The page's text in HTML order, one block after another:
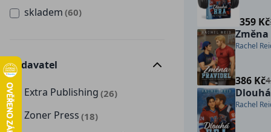
skladem (60)
Vydavatel
Extra Publishing (26)
Zoner Press (18)
359 Kč
Rachel
386 Kč
Rachel